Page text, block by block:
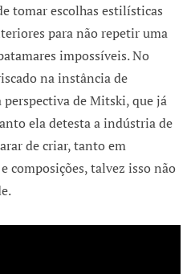
tomar escolhas estilísticas
para não repetir uma
impossíveis. No
na instância de
de Mitski, que já
ela detesta a indústria de
de criar, tanto em
composições, talvez isso não